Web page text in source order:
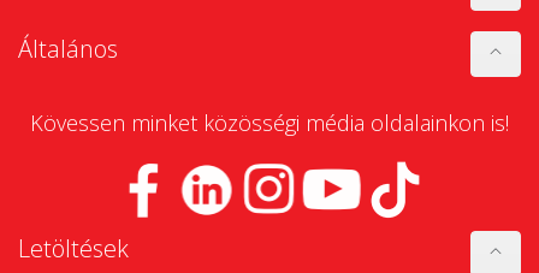
Általános
Kövessen minket közösségi média oldalainkon is!
Letöltések